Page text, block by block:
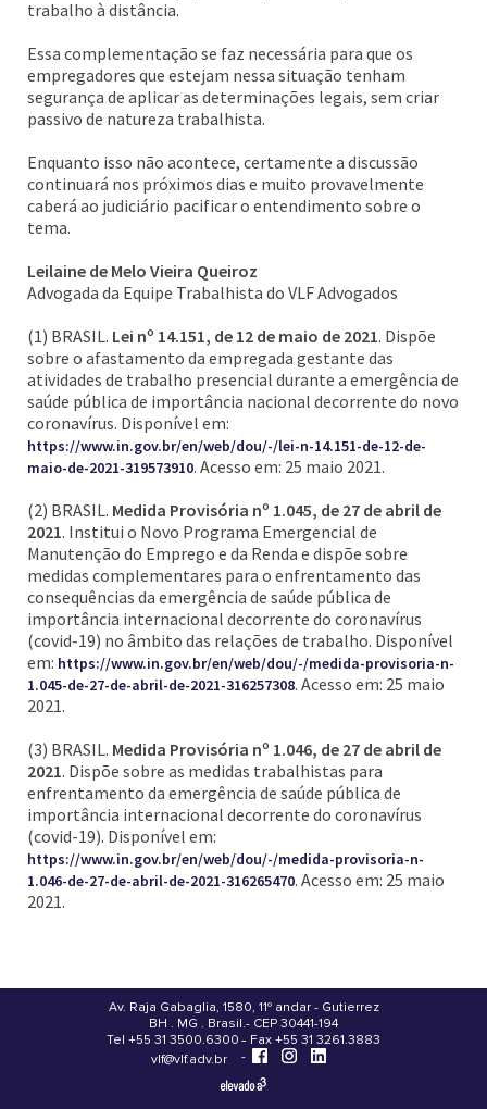
trabalho à distância.
Essa complementação se faz necessária para que os
empregadores que estejam nessa situação tenham
segurança de aplicar as determinações legais, sem criar
passivo de natureza trabalhista.
Enquanto isso não acontece, certamente a discussão
continuará nos próximos dias e muito provavelmente
caberá ao judiciário pacificar o entendimento sobre o
tema.
Leilaine de Melo Vieira Queiroz
Advogada da Equipe Trabalhista do VLF Advogados
(1) BRASIL. Lei nº 14.151, de 12 de maio de 2021. Dispõe
sobre o afastamento da empregada gestante das
atividades de trabalho presencial durante a emergência de
saúde pública de importância nacional decorrente do novo
coronavírus. Disponível em:
https://www.in.gov.br/en/web/dou/-/lei-n-14.151-de-12-de-
maio-de-2021-319573910. Acesso em: 25 maio 2021.
(2) BRASIL. Medida Provisória nº 1.045, de 27 de abril de
2021. Institui o Novo Programa Emergencial de
Manutenção do Emprego e da Renda e dispõe sobre
medidas complementares para o enfrentamento das
consequências da emergência de saúde pública de
importância internacional decorrente do coronavírus
(covid-19) no âmbito das relações de trabalho. Disponível
em: https://www.in.gov.br/en/web/dou/-/medida-provisoria-n-
1.045-de-27-de-abril-de-2021-316257308. Acesso em: 25 maio
2021.
(3) BRASIL. Medida Provisória nº 1.046, de 27 de abril de
2021. Dispõe sobre as medidas trabalhistas para
enfrentamento da emergência de saúde pública de
importância internacional decorrente do coronavírus
(covid-19). Disponível em:
https://www.in.gov.br/en/web/dou/-/medida-provisoria-n-
1.046-de-27-de-abril-de-2021-316265470. Acesso em: 25 maio
2021.
Av. Raja Gabaglia, 1580, 11º andar - Gutierrez
.
BH . MG . Brasil - CEP 30441-194
-
Tel +55 31 3500.6300 - Fax +55 31 3261.3883
-
vlf@vlf.adv.br